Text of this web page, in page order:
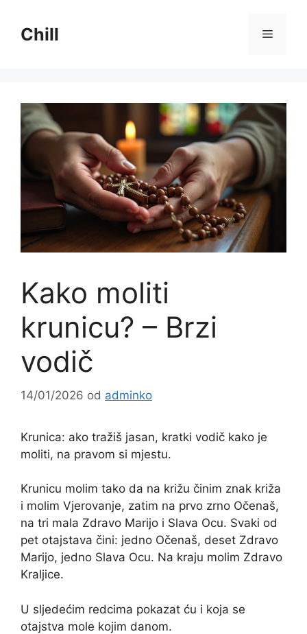
sadržajChill
Kako moliti
krunicu? – Brzi
vodič
14/01/2026 od adminko
Krunica: ako tražiš jasan, kratki vodič kako je
moliti, na pravom si mjestu.
Krunicu molim tako da na križu činim znak križa
i molim Vjerovanje, zatim na prvo zrno Očenaš,
na tri mala Zdravo Marijo i Slava Ocu. Svaki od
pet otajstava čini: jedno Očenaš, deset Zdravo
Marijo, jedno Slava Ocu. Na kraju molim Zdravo
Kraljice.
U sljedećim redcima pokazat ću i koja se
otajstva mole kojim danom.